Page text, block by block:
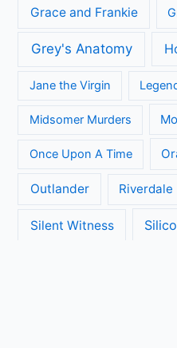
Grace and Frankie
Grey's Anatomy
Jane the Virgin
Midsomer Murders
Once Upon A Time
Outlander Riverdale
Silent Witness